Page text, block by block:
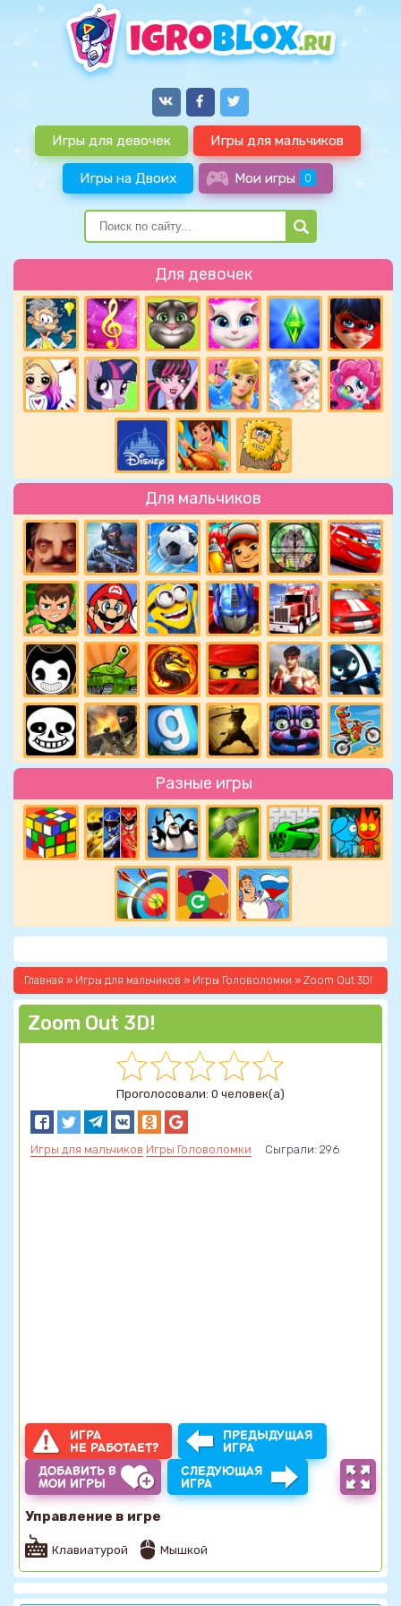
Игры для девочек Игры для мальчиков
Игры на Двоих Мои игры 0
Для девочек
Для мальчиков
Разные игры
Главная » Игры для мальчиков » Игры Головоломки » Zoom Out 3D!
Zoom Out 3D!
Проголосовали: 0 человек(а)
Игры для мальчиков Игры Головоломки Сыграли: 296
ИГРА
НЕ РАБОТАЕТ?
ПРЕДЫДУЩАЯ
ИГРА
ДОБАВИТЬ В
МОИ ИГРЫ
СЛЕДУЮЩАЯ
ИГРА
Управление в игре
Клавиатурой Мышкой